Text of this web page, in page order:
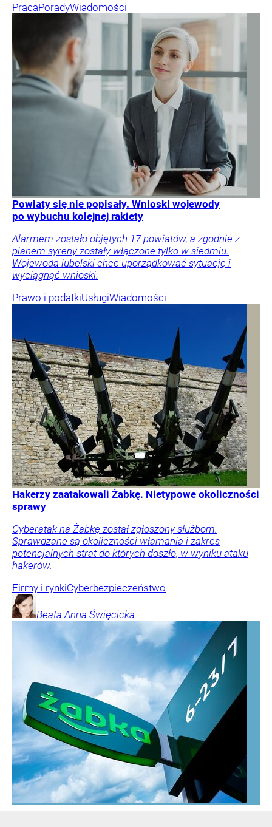
PracaPoradyWiadomości
Powiaty się nie popisały. Wnioski wojewody
po wybuchu kolejnej rakiety
Alarmem zostało objętych 17 powiatów, a zgodnie z
planem syreny zostały włączone tylko w siedmiu.
Wojewoda lubelski chce uporządkować sytuację i
wyciągnąć wnioski.
Prawo i podatkiUsługiWiadomości
Hakerzy zaatakowali Żabkę. Nietypowe okoliczności
sprawy
Cyberatak na Żabkę został zgłoszony służbom.
Sprawdzane są okoliczności włamania i zakres
potencjalnych strat do których doszło, w wyniku ataku
hakerów.
Firmy i rynkiCyberbezpieczeństwo
Beata Anna Święcicka